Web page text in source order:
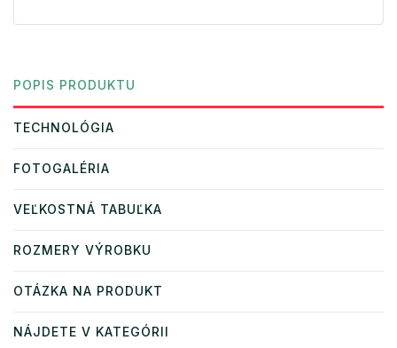
POPIS PRODUKTU
TECHNOLÓGIA
FOTOGALÉRIA
VEĽKOSTNÁ TABUĽKA
ROZMERY VÝROBKU
OTÁZKA NA PRODUKT
NÁJDETE V KATEGÓRII